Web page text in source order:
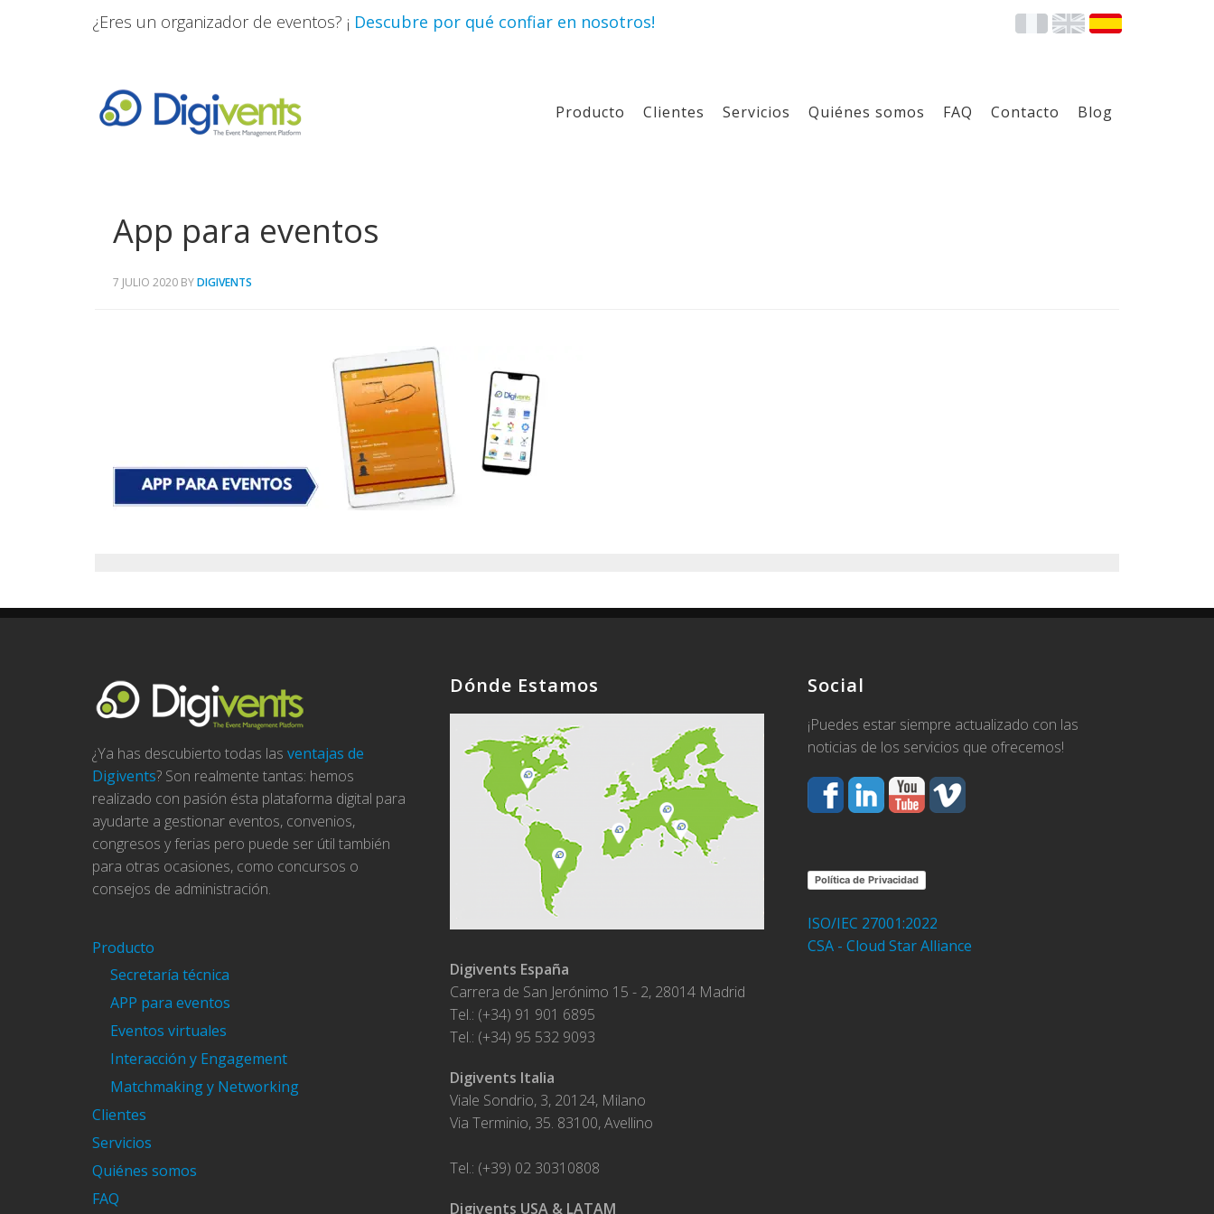
¿Eres un organizador de eventos? ¡ Descubre por qué confiar en nosotros!
Producto Clientes Servicios Quiénes somos FAQ Contacto Blog
App para eventos
7 JULIO 2020 BYDIGIVENTS
¿Ya has descubierto todas las ventajas de
Digivents? Son realmente tantas: hemos
realizado con pasión ésta plataforma digital para
ayudarte a gestionar eventos, convenios,
congresos y ferias pero puede ser útil también
para otras ocasiones, como concursos o
consejos de administración.
Producto
Secretaría técnica
APP para eventos
Eventos virtuales
Interacción y Engagement
Matchmaking y Networking
Clientes
Servicios
Quiénes somos
FAQ
Dónde Estamos
Digivents España
Carrera de San Jerónimo 15 - 2, 28014 Madrid
Tel.: (+34) 91 901 6895
Tel.: (+34) 95 532 9093
Digivents Italia
Viale Sondrio, 3, 20124, Milano
Via Terminio, 35. 83100, Avellino
Tel.: (+39) 02 30310808
Digivents USA & LATAM
Social
¡Puedes estar siempre actualizado con las
noticias de los servicios que ofrecemos!
Política de Privacidad
ISO/IEC 27001:2022
CSA - Cloud Star Alliance